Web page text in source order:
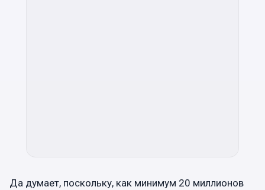
Да думает, поскольку, как минимум 20 миллионов